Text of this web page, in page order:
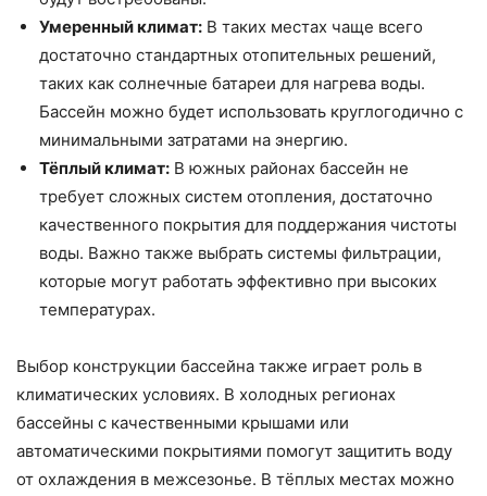
Умеренный климат: В таких местах чаще всего
достаточно стандартных отопительных решений,
таких как солнечные батареи для нагрева воды.
Бассейн можно будет использовать круглогодично с
минимальными затратами на энергию.
Тёплый климат: В южных районах бассейн не
требует сложных систем отопления, достаточно
качественного покрытия для поддержания чистоты
воды. Важно также выбрать системы фильтрации,
которые могут работать эффективно при высоких
температурах.
Выбор конструкции бассейна также играет роль в
климатических условиях. В холодных регионах
бассейны с качественными крышами или
автоматическими покрытиями помогут защитить воду
от охлаждения в межсезонье. В тёплых местах можно